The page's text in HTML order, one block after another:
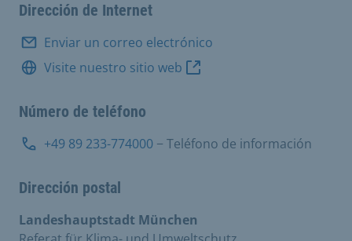
Dirección de Internet
Enviar un correo electrónico
Visite nuestro sitio web
Número de teléfono
+49 89 233-774000 − Teléfono de información
Dirección postal
Landeshauptstadt München